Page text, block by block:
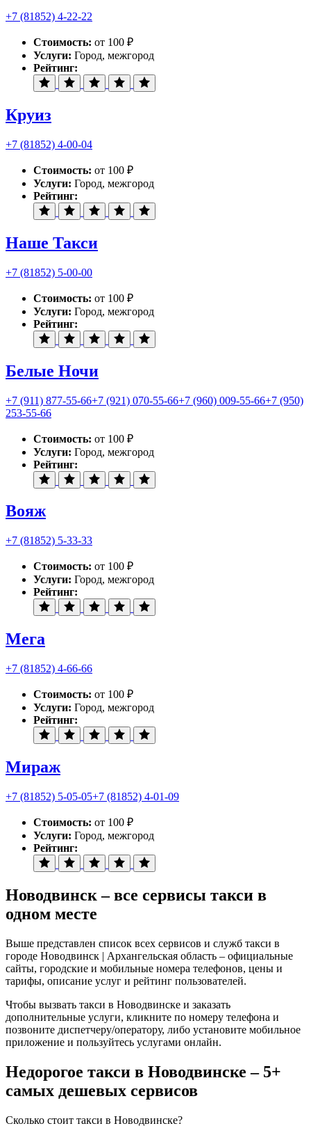
+7 (81852) 4-22-22
Стоимость: от 100 ₽
Услуги: Город, межгород
Рейтинг:
Круиз
+7 (81852) 4-00-04
Стоимость: от 100 ₽
Услуги: Город, межгород
Рейтинг:
Наше Такси
+7 (81852) 5-00-00
Стоимость: от 100 ₽
Услуги: Город, межгород
Рейтинг:
Белые Ночи
+7 (911) 877-55-66+7 (921) 070-55-66+7 (960) 009-55-66+7 (950)
253-55-66
Стоимость: от 100 ₽
Услуги: Город, межгород
Рейтинг:
Вояж
+7 (81852) 5-33-33
Стоимость: от 100 ₽
Услуги: Город, межгород
Рейтинг:
Мега
+7 (81852) 4-66-66
Стоимость: от 100 ₽
Услуги: Город, межгород
Рейтинг:
Мираж
+7 (81852) 5-05-05+7 (81852) 4-01-09
Стоимость: от 100 ₽
Услуги: Город, межгород
Рейтинг:
Новодвинск – все сервисы такси в
одном месте
Выше представлен список всех сервисов и служб такси в
городе Новодвинск | Архангельская область – официальные
сайты, городские и мобильные номера телефонов, цены и
тарифы, описание услуг и рейтинг пользователей.
Чтобы вызвать такси в Новодвинске и заказать
дополнительные услуги, кликните по номеру телефона и
позвоните диспетчеру/оператору, либо установите мобильное
приложение и пользуйтесь услугами онлайн.
Недорогое такси в Новодвинске – 5+
самых дешевых сервисов
Сколько стоит такси в Новодвинске?